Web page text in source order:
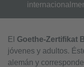
El Goethe-Zertifikat
jóvenes y adultos.
alemán y